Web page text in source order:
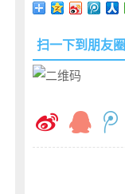
扫一下到朋友圈